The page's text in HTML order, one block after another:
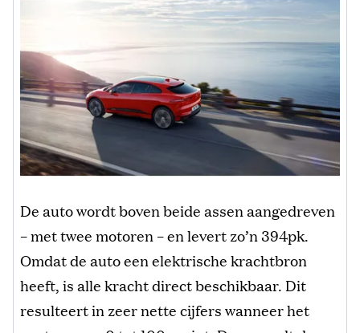
De auto wordt boven beide assen aangedreven
– met twee motoren – en levert zo’n 394pk.
Omdat de auto een elektrische krachtbron
heeft, is alle kracht direct beschikbaar. Dit
resulteert in zeer nette cijfers wanneer het